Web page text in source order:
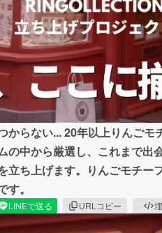
からない... 20年以上りんご
の中から厳選し、これまで出
立ち上げます。りんごモチー
。
LINEで送る URLコピー